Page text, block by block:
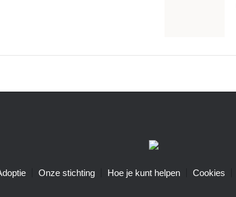
Onze stichting Hoe je kunt helpen Cookies